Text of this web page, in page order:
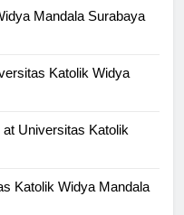
Mandala Surabaya
Katolik Widya
Universitas Katolik
Katolik Widya Mandala